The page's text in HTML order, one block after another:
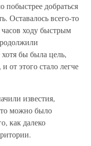
побыстрее добраться
Оставалось всего-то
ходу быстрым
бы была цель,
от этого стало легче
известия,
можно было
как далеко